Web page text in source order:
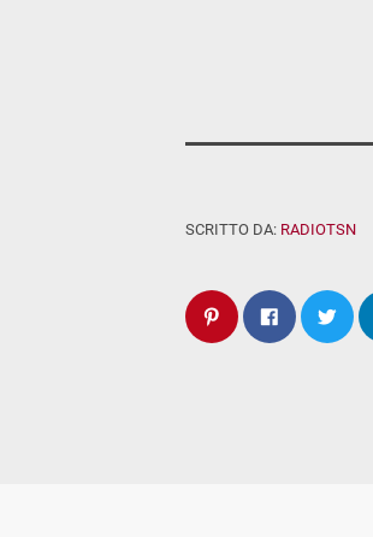
SCRITTO DA: RADIOTSN